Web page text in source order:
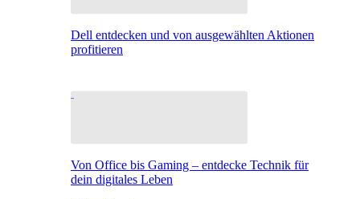
Dell entdecken und von ausgewählten Aktionen
profitieren
Von Office bis Gaming – entdecke Technik für
dein digitales Leben